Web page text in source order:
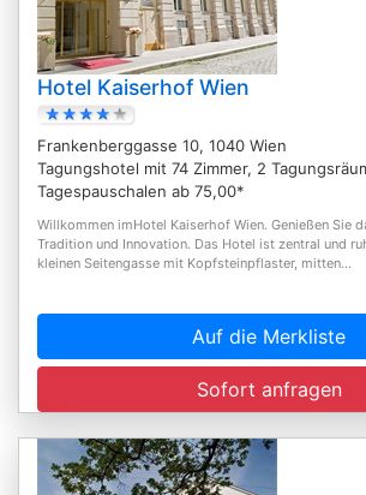
Hotel Kaiserhof Wien
Frankenberggasse 10, 1040 Wien
Tagungshotel mit 74 Zimmer, 2
Tagespauschalen ab 75,00*
Willkommen imHotel Kaiserhof Wien. Genießen Sie
Tradition und Innovation. Das Hotel ist zentral und
kleinen Seitengasse mit Kopfsteinpflaster, mitten...
Auf die Merkliste
Sofort anfragen